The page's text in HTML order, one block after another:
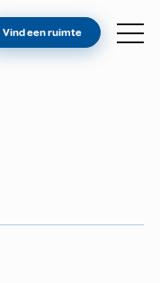
Vind een ruimte